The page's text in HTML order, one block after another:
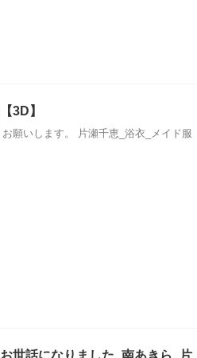
3D】
願いします。 片瀬千恵_浴衣_メイド服